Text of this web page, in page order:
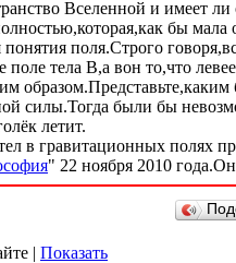
Вселенной и имеет
бы
поля.Строго
тела В,а вон то,что
силы.Тогда были бы
летит.
в гравитационных полях
" 22 ноября 2010
| Показать